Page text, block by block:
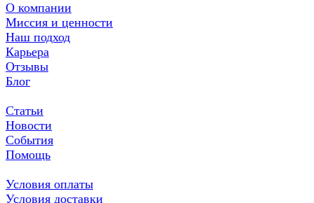
О компании
Миссия и ценности
Наш подход
Карьера
Отзывы
Блог
Статьи
Новости
События
Помощь
Условия оплаты
Условия доставки